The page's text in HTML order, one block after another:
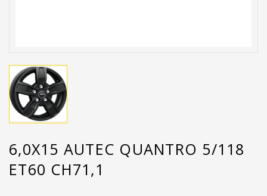
6,0X15 AUTEC QUANTRO 5/118
ET60 CH71,1